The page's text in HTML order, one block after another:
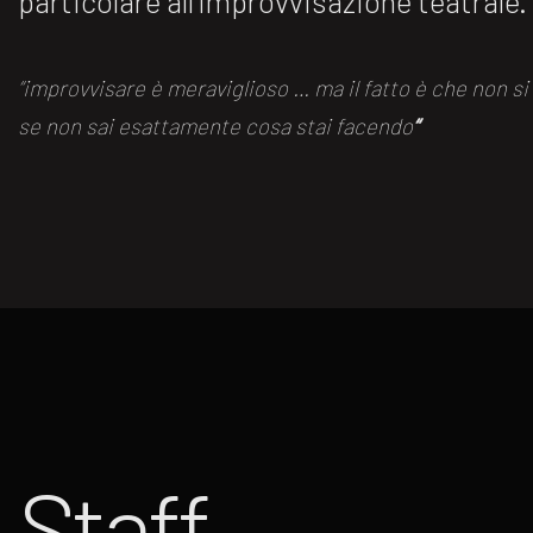
“improvvisare è meraviglioso … ma il fatto è che non
se non sai esattamente cosa stai facendo“